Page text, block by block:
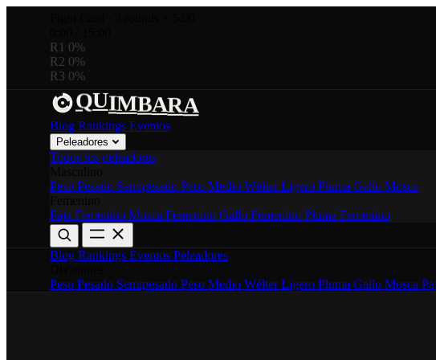
R1 0%
R2 0%
R3 0%
QUIMBARA
Blog Rankings Eventos
Peleadores
Todos los peleadores
Peso Pesado Semipesado Peso Medio WélterLigero Pluma Gallo Mosca
Paja Femenino Mosca Femenino Gallo Femenino Pluma Femenino
Blog Rankings Eventos Peleadores
Peso Pesado Semipesado Peso Medio WélterLigero Pluma Gallo Mosca